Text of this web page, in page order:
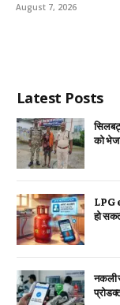
August 7, 2026
Latest Posts
को
LPG
हो
नकली